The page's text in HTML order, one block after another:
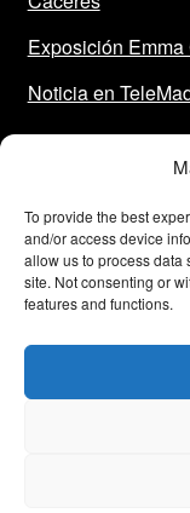
To provide the best
and/or access device
allow us to process data
site. Not consenting or
features and functions.
Exposición Emma
Noticia en
Financiado por